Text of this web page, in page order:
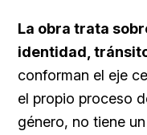
La obra trata
identidad,
conforman el eje
el propio proceso
género, no tiene